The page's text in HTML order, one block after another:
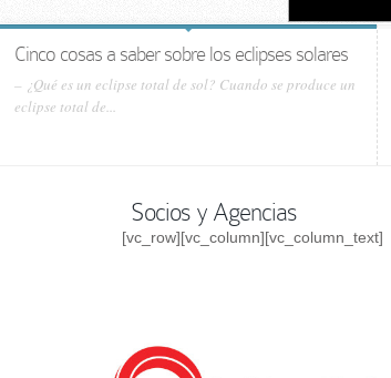
Cinco cosas a saber sobre los eclipses solares
– ¿Qué es un eclipse total de sol? Cuando se produce un
eclipse total de...
Socios y Agencias
[vc_row][vc_column][vc_column_text]